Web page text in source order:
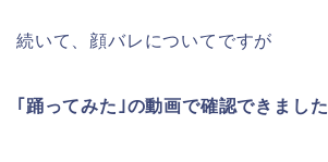
続いて、顔バレについてですが
｢踊ってみた｣の動画で確認できました